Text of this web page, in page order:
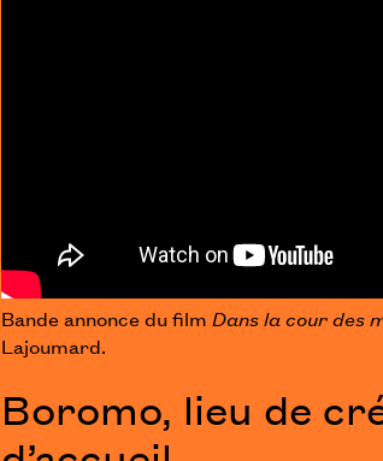
Bande annonce du filmDans la cour des
Lajoumard.
Boromo, lieu de